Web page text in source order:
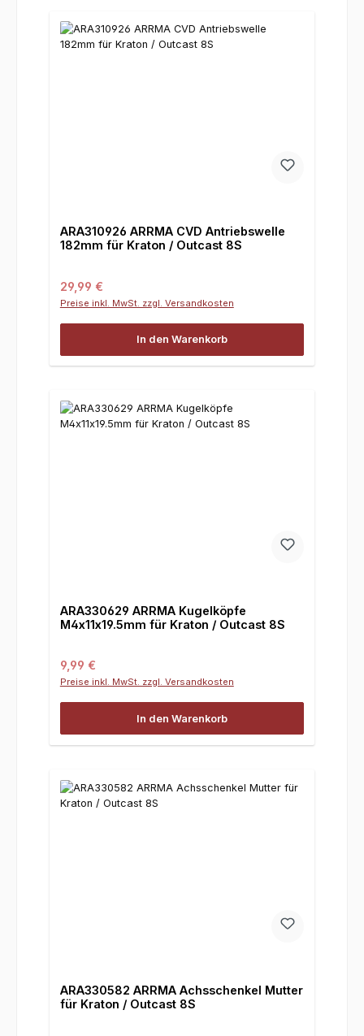
ARA310926 ARRMA CVD Antriebswelle
182mm für Kraton / Outcast 8S
Regulärer Preis:
29,99 €
Preise inkl. MwSt. zzgl. Versandkosten
In den Warenkorb
ARA330629 ARRMA Kugelköpfe
M4x11x19.5mm für Kraton / Outcast 8S
Regulärer Preis:
9,99 €
Preise inkl. MwSt. zzgl. Versandkosten
In den Warenkorb
ARA330582 ARRMA Achsschenkel Mutter
für Kraton / Outcast 8S